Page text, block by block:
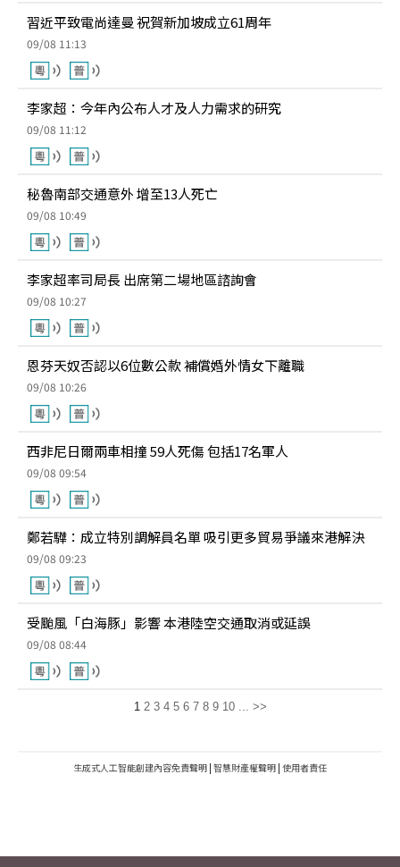
習近平致電尚達曼 祝賀新加坡成立61周年
09/08 11:13
李家超：今年內公布人才及人力需求的研究
09/08 11:12
秘魯南部交通意外 增至13人死亡
09/08 10:49
李家超率司局長 出席第二場地區諮詢會
09/08 10:27
恩芬天奴否認以6位數公款 補償婚外情女下離職
09/08 10:26
西非尼日爾兩車相撞 59人死傷 包括17名軍人
09/08 09:54
鄭若驊：成立特別調解員名單 吸引更多貿易爭議來港解決
09/08 09:23
受颱風「白海豚」影響 本港陸空交通取消或延誤
09/08 08:44
1 2 3 4 5 6 7 8 9 10 ... >>
生成式人工智能創建內容免責聲明 | 智慧財產權聲明 | 使用者責任